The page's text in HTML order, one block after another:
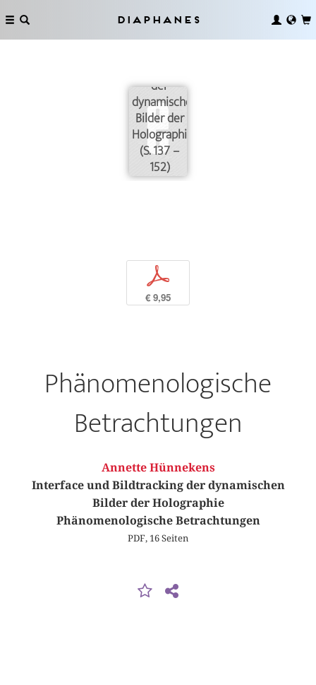
Diaphanes
Interface
der
dynamischen
Bilder der
Holographie
(S. 137 –
152)
p
€ 9,95
Phänomenologische
Betrachtungen
Annette Hünnekens
Interface und Bildtracking der dynamischen
Bilder der Holographie
Phänomenologische Betrachtungen
PDF, 16 Seiten